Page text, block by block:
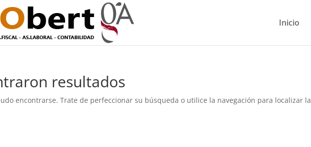
Inicio
resultados
encontrarse. Trate de perfeccionar su búsqueda o utilice la navegación para localizar la